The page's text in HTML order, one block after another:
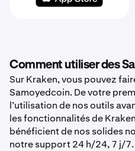
Comment utiliser des
Sur Kraken, vous pouvez
Samoyedcoin. De votre
l’utilisation de nos outils
les fonctionnalités de
bénéficient de nos solides
notre support 24 h/24, 7 j/7.